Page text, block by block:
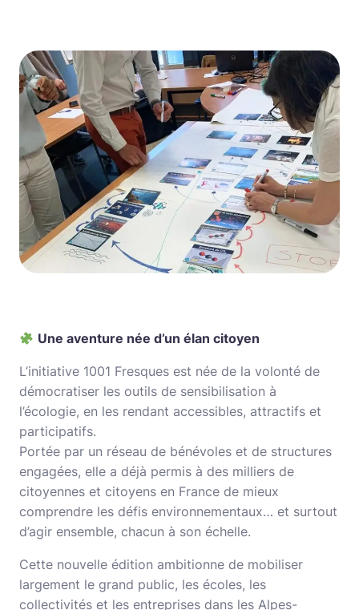
Une aventure née d’un élan citoyen
L’initiative 1001 Fresques est née de la volonté de
démocratiser les outils de sensibilisation à
l’écologie, en les rendant accessibles, attractifs et
participatifs.
Portée par un réseau de bénévoles et de structures
engagées, elle a déjà permis à des milliers de
citoyennes et citoyens en France de mieux
comprendre les défis environnementaux… et surtout
d’agir ensemble, chacun à son échelle.
Cette nouvelle édition ambitionne de mobiliser
largement le grand public, les écoles, les
collectivités et les entreprises dans les Alpes-